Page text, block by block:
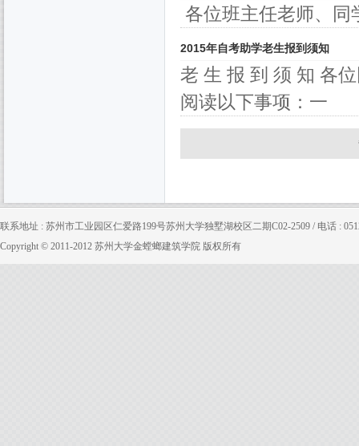
各位班主任老师、
2015年自考助学老生报到须知
老 生 报 到 须 知 各
阅读以下事项：一
联系地址 : 苏州市工业园区仁爱路199号苏州大学独墅湖校区二期C02-2509 / 电话 :
Copyright © 2011-2012 苏州大学金螳螂建筑学院 版权所有